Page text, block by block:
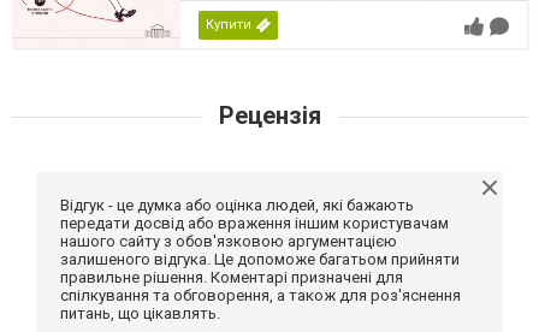
Купити
Рецензія
Відгук - це думка або оцінка людей, які бажають
передати досвід або враження іншим користувачам
нашого сайту з обов'язковою аргументацією
залишеного відгука. Це допоможе багатьом прийняти
правильне рішення. Коментарі призначені для
спілкування та обговорення, а також для роз'яснення
питань, що цікавлять.